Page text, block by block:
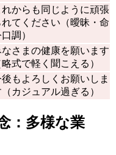
れからも同じように頑張
れてください（曖昧・命
調）
なさまの健康を願います
略式で軽く聞こえる）
もよろしくお願いしま
カジュアル過ぎる）
：多様な業